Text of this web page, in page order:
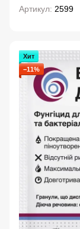
Артикул: 2599
Хит
−11%